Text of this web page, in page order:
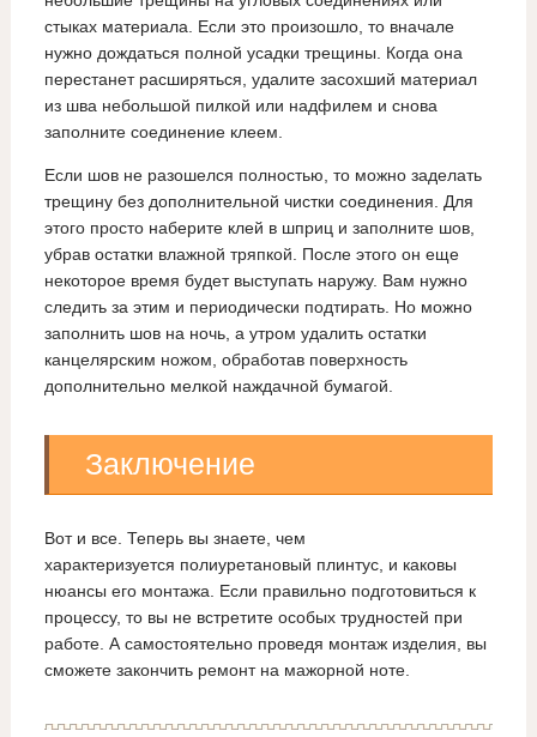
стыках материала. Если это произошло, то вначале
нужно дождаться полной усадки трещины. Когда она
перестанет расширяться, удалите засохший материал
из шва небольшой пилкой или надфилем и снова
заполните соединение клеем.
Если шов не разошелся полностью, то можно заделать
трещину без дополнительной чистки соединения. Для
этого просто наберите клей в шприц и заполните шов,
убрав остатки влажной тряпкой. После этого он еще
некоторое время будет выступать наружу. Вам нужно
следить за этим и периодически подтирать. Но можно
заполнить шов на ночь, а утром удалить остатки
канцелярским ножом, обработав поверхность
дополнительно мелкой наждачной бумагой.
Заключение
Вот и все. Теперь вы знаете, чем
характеризуется полиуретановый плинтус, и каковы
нюансы его монтажа. Если правильно подготовиться к
процессу, то вы не встретите особых трудностей при
работе. А самостоятельно проведя монтаж изделия, вы
сможете закончить ремонт на мажорной ноте.